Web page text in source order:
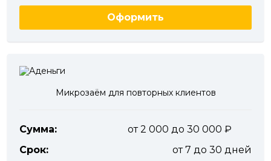
Оформить
Микрозаём для повторных клиентов
Сумма:
от 2 000 до 30 000
Срок:
от 7 до 30 дней